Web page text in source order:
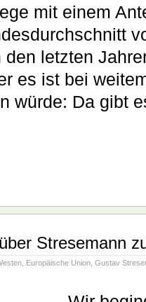
mit einem
den letzten
es ist bei
würde: Da gibt
Stresemann
Europäische Union Gustav